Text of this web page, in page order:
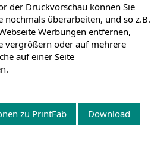
der Druckvorschau können Sie
nochmals überarbeiten, und so z.B.
Werbungen entfernen,
vergrößern oder auf mehrere
auf einer Seite
zu PrintFab Download